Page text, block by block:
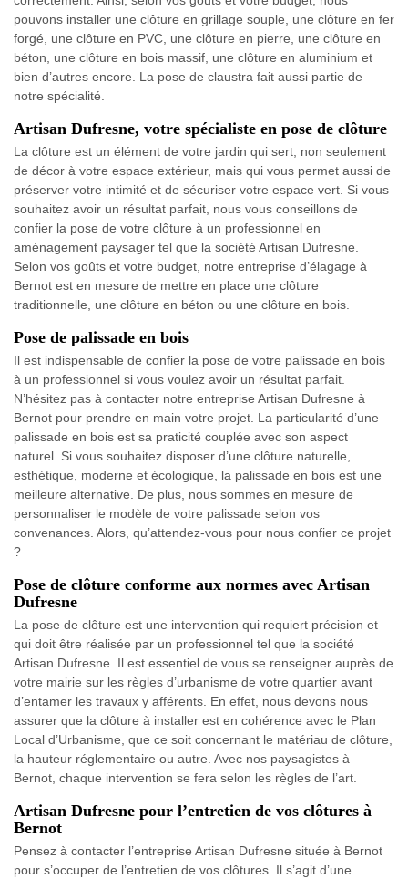
pouvons installer une clôture en grillage souple, une clôture en fer
forgé, une clôture en PVC, une clôture en pierre, une clôture en
béton, une clôture en bois massif, une clôture en aluminium et
bien d’autres encore. La pose de claustra fait aussi partie de
notre spécialité.
Artisan Dufresne, votre spécialiste en pose de clôture
La clôture est un élément de votre jardin qui sert, non seulement
de décor à votre espace extérieur, mais qui vous permet aussi de
préserver votre intimité et de sécuriser votre espace vert. Si vous
souhaitez avoir un résultat parfait, nous vous conseillons de
confier la pose de votre clôture à un professionnel en
aménagement paysager tel que la société Artisan Dufresne.
Selon vos goûts et votre budget, notre entreprise d’élagage à
Bernot est en mesure de mettre en place une clôture
traditionnelle, une clôture en béton ou une clôture en bois.
Pose de palissade en bois
Il est indispensable de confier la pose de votre palissade en bois
à un professionnel si vous voulez avoir un résultat parfait.
N’hésitez pas à contacter notre entreprise Artisan Dufresne à
Bernot pour prendre en main votre projet. La particularité d’une
palissade en bois est sa praticité couplée avec son aspect
naturel. Si vous souhaitez disposer d’une clôture naturelle,
esthétique, moderne et écologique, la palissade en bois est une
meilleure alternative. De plus, nous sommes en mesure de
personnaliser le modèle de votre palissade selon vos
convenances. Alors, qu’attendez-vous pour nous confier ce projet
?
Pose de clôture conforme aux normes avec Artisan
Dufresne
La pose de clôture est une intervention qui requiert précision et
qui doit être réalisée par un professionnel tel que la société
Artisan Dufresne. Il est essentiel de vous se renseigner auprès de
votre mairie sur les règles d’urbanisme de votre quartier avant
d’entamer les travaux y afférents. En effet, nous devons nous
assurer que la clôture à installer est en cohérence avec le Plan
Local d’Urbanisme, que ce soit concernant le matériau de clôture,
la hauteur réglementaire ou autre. Avec nos paysagistes à
Bernot, chaque intervention se fera selon les règles de l’art.
Artisan Dufresne pour l’entretien de vos clôtures à
Bernot
Pensez à contacter l’entreprise Artisan Dufresne située à Bernot
pour s’occuper de l’entretien de vos clôtures. Il s’agit d’une